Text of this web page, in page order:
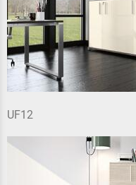
UF12